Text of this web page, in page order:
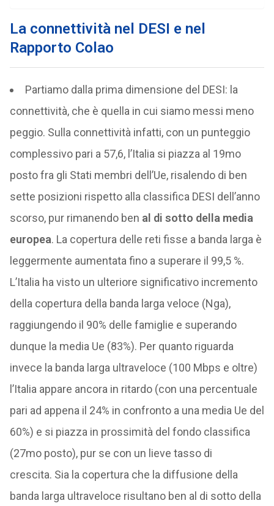
La connettività nel DESI e nel
Rapporto Colao
Partiamo dalla prima dimensione del DESI: la
connettività, che è quella in cui siamo messi meno
peggio. Sulla connettività infatti, con un punteggio
complessivo pari a 57,6, l’Italia si piazza al 19mo
posto fra gli Stati membri dell’Ue, risalendo di ben
sette posizioni rispetto alla classifica DESI dell’anno
scorso, pur rimanendo ben al di sotto della media
europea. La copertura delle reti fisse a banda larga è
leggermente aumentata fino a superare il 99,5 %.
L’Italia ha visto un ulteriore significativo incremento
della copertura della banda larga veloce (Nga),
raggiungendo il 90% delle famiglie e superando
dunque la media Ue (83%). Per quanto riguarda
invece la banda larga ultraveloce (100 Mbps e oltre)
l’Italia appare ancora in ritardo (con una percentuale
pari ad appena il 24% in confronto a una media Ue del
60%) e si piazza in prossimità del fondo classifica
(27mo posto), pur se con un lieve tasso di
crescita. Sia la copertura che la diffusione della
banda larga ultraveloce risultano ben al di sotto della